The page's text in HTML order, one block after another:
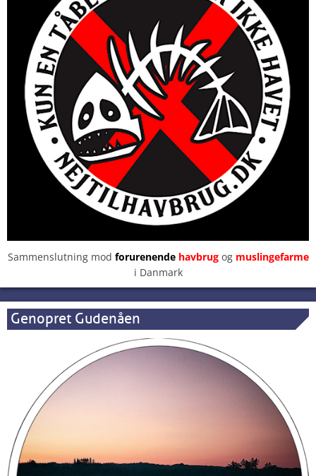
Sammenslutning mod forurenendehavbrugog muslingefarme
i Danmark
Genopret Gudenåen